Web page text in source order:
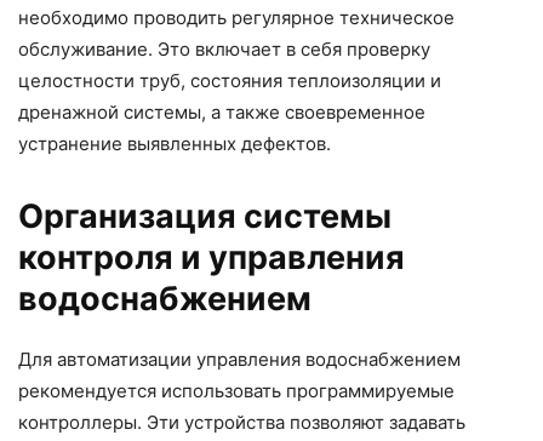
необходимо проводить регулярное техническое
обслуживание. Это включает в себя проверку
целостности труб, состояния теплоизоляции и
дренажной системы, а также своевременное
устранение выявленных дефектов.
Организация системы
контроля и управления
водоснабжением
Для автоматизации управления водоснабжением
рекомендуется использовать программируемые
контроллеры. Эти устройства позволяют задавать